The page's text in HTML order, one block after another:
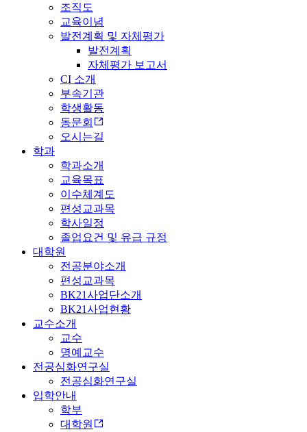
조직도
교육이념
발전계획 및 자체평가
발전계획
자체평가 보고서
CI 소개
부속기관
학생활동
동문회
오시는길
학과
학과소개
교육목표
이수체계도
편성교과목
학사일정
졸업요건 및 유급 규정
대학원
전공분야소개
편성교과목
BK21사업단소개
BK21사업현황
교수소개
교수
명예교수
전공심화연구실
전공심화연구실
입학안내
학부
대학원